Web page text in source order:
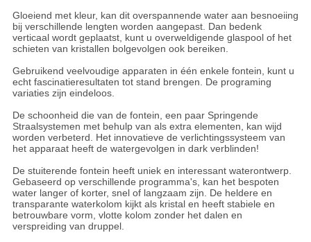
Gloeiend met kleur, kan dit overspannende water aan besnoeiing
bij verschillende lengten worden aangepast. Dan bedenk
verticaal wordt geplaatst, kunt u overweldigende glaspool of het
schieten van kristallen bolgevolgen ook bereiken.
Gebruikend veelvoudige apparaten in één enkele fontein, kunt u
echt fascinatieresultaten tot stand brengen. De programing
variaties zijn eindeloos.
De schoonheid die van de fontein, een paar Springende
Straalsystemen met behulp van als extra elementen, kan wijd
worden verbeterd. Het innovatieve de verlichtingssysteem van
het apparaat heeft de watergevolgen in dark verblinden!
De stuiterende fontein heeft uniek en interessant waterontwerp.
Gebaseerd op verschillende programma's, kan het bespoten
water langer of korter, snel of langzaam zijn. De heldere en
transparante waterkolom kijkt als kristal en heeft stabiele en
betrouwbare vorm, vlotte kolom zonder het dalen en
verspreiding van druppel.